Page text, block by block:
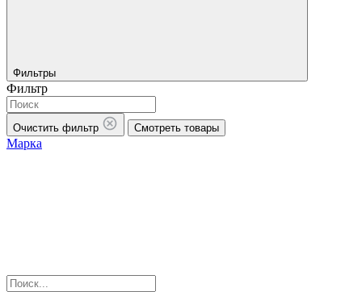
Фильтры
Фильтр
Очистить фильтр Смотреть товары
Марка